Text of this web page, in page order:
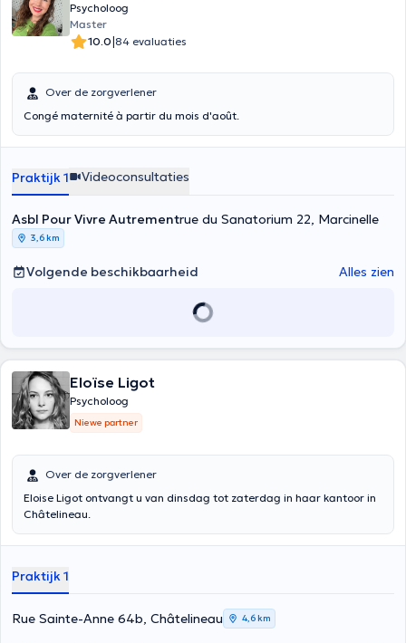
Psycholoog
Master
10.0|84 evaluaties
Over de zorgverlener
Congé maternité à partir du mois d'août.
Praktijk 1 Videoconsultaties
Asbl Pour Vivre Autrementrue du Sanatorium 22, Marcinelle
3,6 km
Volgende beschikbaarheid Alles zien
Eloïse Ligot
Psycholoog
Niewe partner
Over de zorgverlener
Eloise Ligot ontvangt u van dinsdag tot zaterdag in haar kantoor in
Châtelineau.
Praktijk 1
Rue Sainte-Anne 64b, Châtelineau 4,6 km